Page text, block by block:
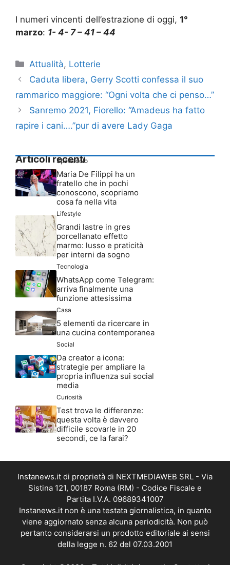
I numeri vincenti dell’estrazione di oggi, 1°
marzo: 1- 4- 7 – 41 – 44
Categorie
Attualità, Lotterie
Caduta libera, Gerry Scotti confessa il suo
rammarico maggiore: “Ogni volta che ci penso…”
Sanremo 2021, Fiorello: “Amadeus ha fatto
rapire i cani….”pur di avere Lady Gaga
Articoli recenti
Spettacolo
Maria De Filippi ha un
fratello che in pochi
conoscono, scopriamo
cosa fa nella vita
Lifestyle
Grandi lastre in gres
porcellanato effetto
marmo: lusso e praticità
per interni da sogno
Tecnologia
WhatsApp come Telegram:
arriva finalmente una
funzione attesissima
Casa
5 elementi da ricercare in
una cucina contemporanea
Social
Da creator a icona:
strategie per ampliare la
propria influenza sui social
media
Curiosità
Test trova le differenze:
questa volta è davvero
difficile scovarle in 20
secondi, ce la farai?
Instanews.it di proprietà di NEXTMEDIAWEB SRL - Via
Sistina 121, 00187 Roma (RM) - Codice Fiscale e
Partita I.V.A. 09689341007
Instanews.it non è una testata giornalistica, in quanto
viene aggiornato senza alcuna periodicità. Non può
pertanto considerarsi un prodotto editoriale ai sensi
della legge n. 62 del 07.03.2001